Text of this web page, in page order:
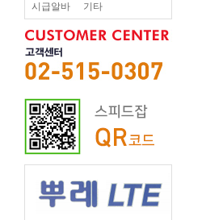
시급알바 기타